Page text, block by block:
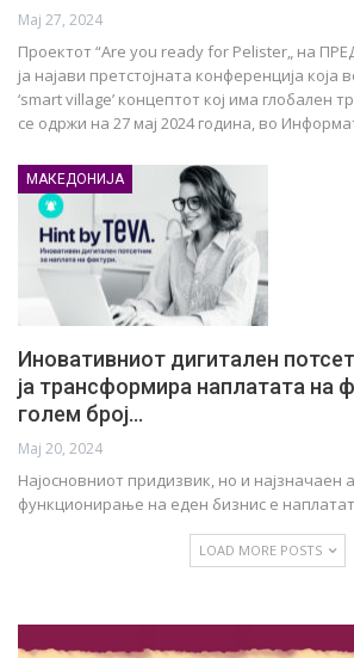
Мај 27, 2024
Проектот “Are you ready for Pelister„ на
ја најави претстојната конференција која
‘smart village’ концептот кој има глобален
се одржи на 27 мај 2024 година, во
МАКЕДОНИЈА
Иновативниот дигитален
ја трансформира наплатата на
голем број…
Мај 20, 2024
Најосновниот придизвик, но и најзначаен
функционирање на еден бизнис е
LOAD MORE POSTS